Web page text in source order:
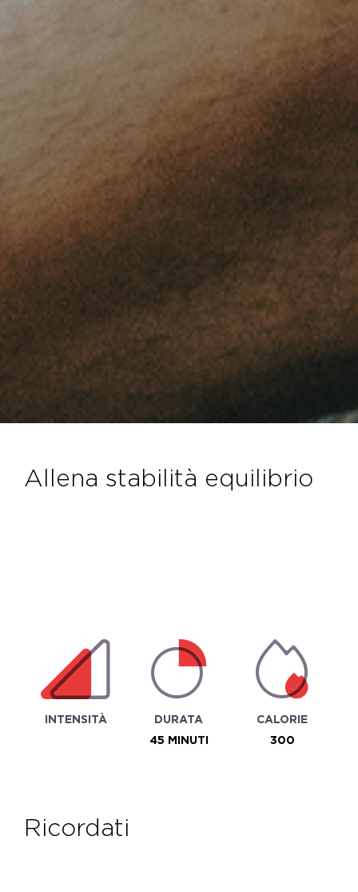
allena stabilità equilibrio
INTENSITÀ
DURATA
45 MINUTI
CALORIE
300
ricordati